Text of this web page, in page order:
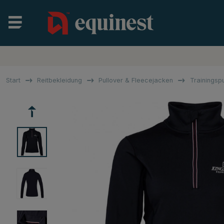
Start Reitbekleidung Pullover & Fleecejacken